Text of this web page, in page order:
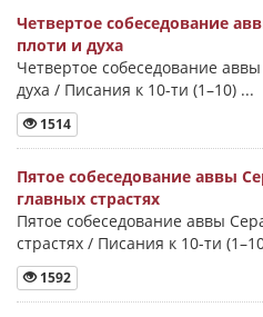
Четвертое собеседование
плоти и духа
Четвертое собеседование
духа / Писания к 10-ти (1–10) ...
1514
Пятое собеседование аввы
главных страстях
Пятое собеседование аввы
страстях / Писания к 10-ти
1592